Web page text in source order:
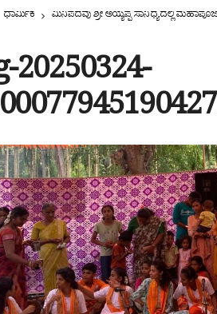
ಧಾರ್ಮಿಕ ಮಿನಿಪದವು ಶ್ರೀ ಅಯ್ಯಪ್ಪ ಸಾನಿಧ್ಯದಲ್ಲಿ
20250324-